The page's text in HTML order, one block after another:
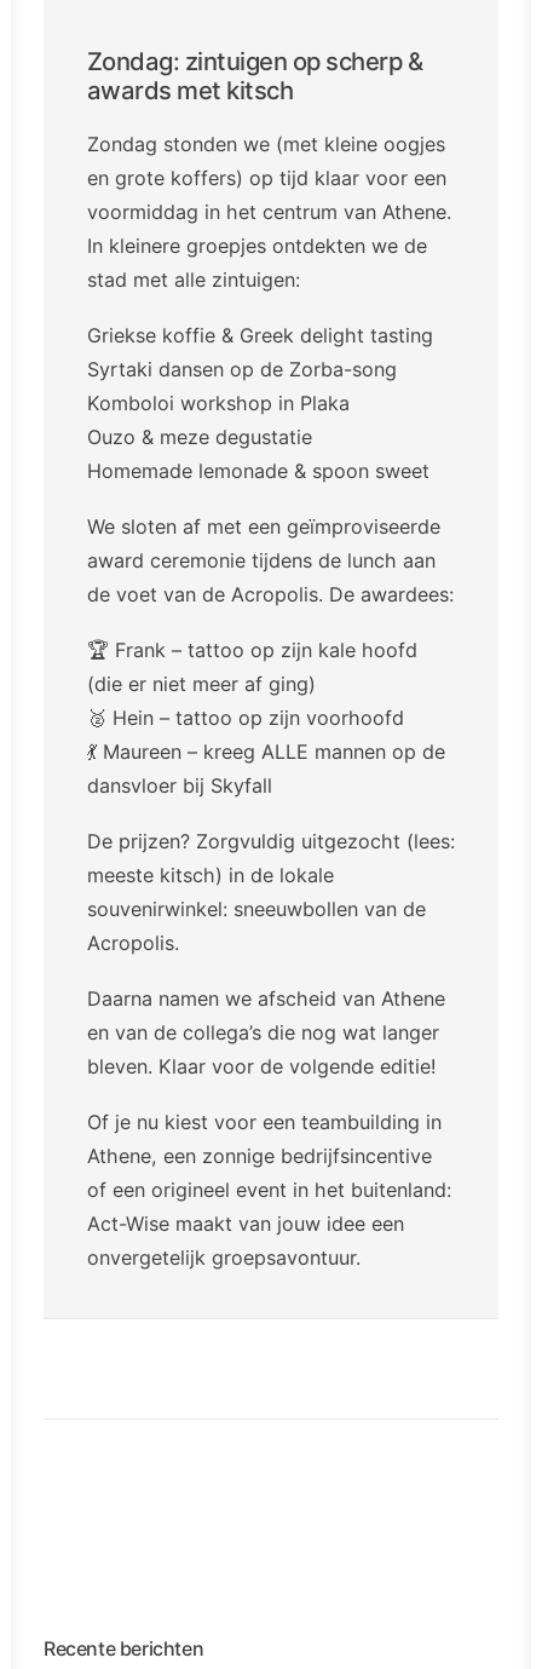
Zondag: zintuigen op scherp &
awards met kitsch
Zondag stonden we (met kleine oogjes
en grote koffers) op tijd klaar voor een
voormiddag in het centrum van Athene.
In kleinere groepjes ontdekten we de
stad met alle zintuigen:
Griekse koffie & Greek delight tasting
Syrtaki dansen op de Zorba-song
Komboloi workshop in Plaka
Ouzo & meze degustatie
Homemade lemonade & spoon sweet
We sloten af met een geïmproviseerde
award ceremonie tijdens de lunch aan
de voet van de Acropolis. De awardees:
🏆 Frank – tattoo op zijn kale hoofd
(die er niet meer af ging)
🥈 Hein – tattoo op zijn voorhoofd
💃 Maureen – kreeg ALLE mannen op de
dansvloer bij Skyfall
De prijzen? Zorgvuldig uitgezocht (lees:
meeste kitsch) in de lokale
souvenirwinkel: sneeuwbollen van de
Acropolis.
Daarna namen we afscheid van Athene
en van de collega’s die nog wat langer
bleven. Klaar voor de volgende editie!
Of je nu kiest voor een teambuilding in
Athene, een zonnige bedrijfsincentive
of een origineel event in het buitenland:
Act-Wise maakt van jouw idee een
onvergetelijk groepsavontuur.
Recente berichten